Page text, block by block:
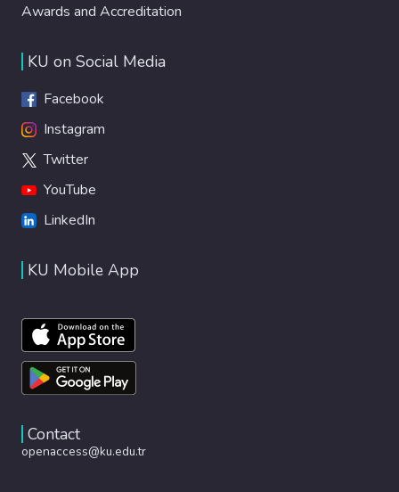
Awards and Accreditation
KU on Social Media
Facebook
Instagram
Twitter
YouTube
LinkedIn
KU Mobile App
Contact
openaccess@ku.edu.tr